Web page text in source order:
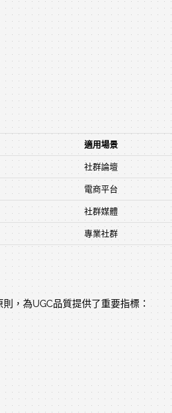
適用場景
社群論壇
電商平台
社群媒體
專業社群
，為UGC品質提供了重要指標：